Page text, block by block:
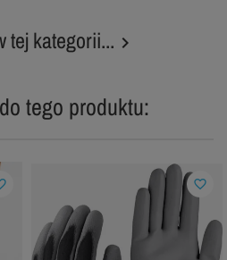
tej kategorii... 
tego produktu:
favorite_border